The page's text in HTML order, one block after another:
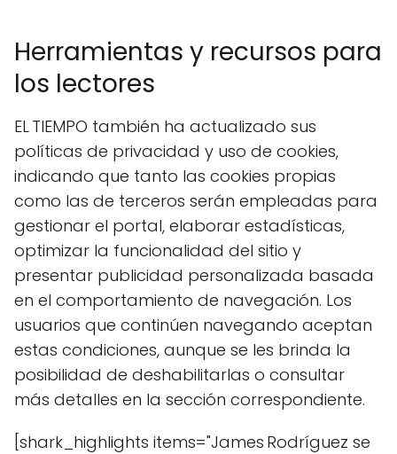
Herramientas y recursos para
los lectores
EL TIEMPO también ha actualizado sus
políticas de privacidad y uso de cookies,
indicando que tanto las cookies propias
como las de terceros serán empleadas para
gestionar el portal, elaborar estadísticas,
optimizar la funcionalidad del sitio y
presentar publicidad personalizada basada
en el comportamiento de navegación. Los
usuarios que continúen navegando aceptan
estas condiciones, aunque se les brinda la
posibilidad de deshabilitarlas o consultar
más detalles en la sección correspondiente.
[shark_highlights items="James Rodríguez se